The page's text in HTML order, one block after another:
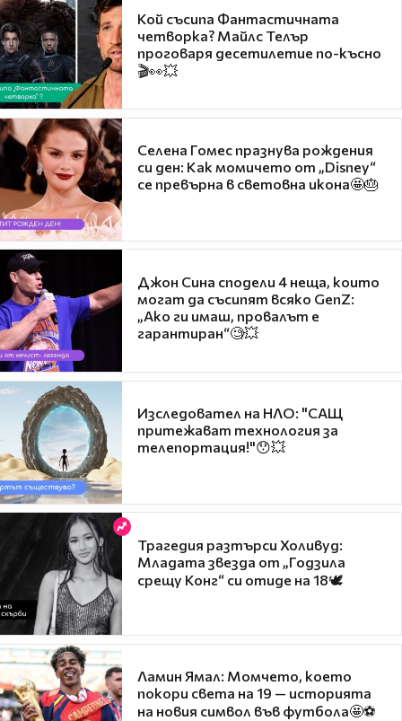
Кой съсипа Фантастичната
четворка? Майлс Телър
проговаря десетилетие по-късно
🎬👀💥
Селена Гомес празнува рождения
си ден: Как момичето от „Disney“
се превърна в световна икона🤩🎂
Джон Сина сподели 4 неща, които
могат да съсипят всяко GenZ:
„Ако ги имаш, провалът е
гарантиран“🧐💥
Изследовател на НЛО: "САЩ
притежават технология за
телепортация!"😯💥
Трагедия разтърси Холивуд:
Младата звезда от „Годзила
срещу Конг“ си отиде на 18🕊️
Ламин Ямал: Момчето, което
покори света на 19 — историята
на новия символ във футбола🤩⚽